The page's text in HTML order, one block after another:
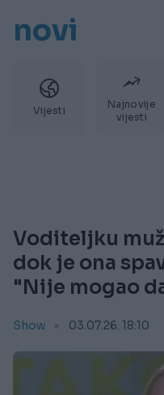
novi
Vijesti
Najnovije
vijesti
Voditeljku
dok je ona
"Nije mogao
Show 03.07.26. 18:10